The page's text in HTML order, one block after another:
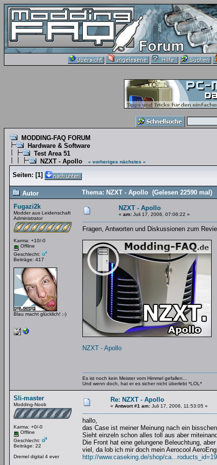
MODDING-FAQ FORUM
Hardware & Software
Test Area 51
NZXT - Apollo
« vorheriges nächstes »
Seiten: [1]
Autor
Thema: NZXT - Apollo (Gelesen 22590 mal)
Fugazi2k
Modder aus Leidenschaft
Administrator
Karma: +10/-0
Offline
Geschlecht:
Beiträge: 417
Blau macht glücklich! ;-)
NZXT - Apollo
« am: Juli 17, 2006, 07:06:22 »
Fragen, Antworten und Diskussionen zum
NZXT - Apollo
Es ist noch kein Meister vom Himmel gefallen...
Und wenn doch, hat er es sicher nicht überlebt *LOL*
Sli-master
Modding-Noob
Karma: +0/-0
Offline
Geschlecht:
Beiträge: 22
Dremel digital 4 ever
Re: NZXT - Apollo
« Antwort #1 am: Juli 17, 2006, 11:53:05 »
hallo,
das Case ist meiner Meinung nach ein
Sieht einzeln schon alles toll aus aber
Die Front hat eine gelungene Beleuchtung,
viel, da lob ich mir doch mein Aerocool
http://www.caseking.de/shop/